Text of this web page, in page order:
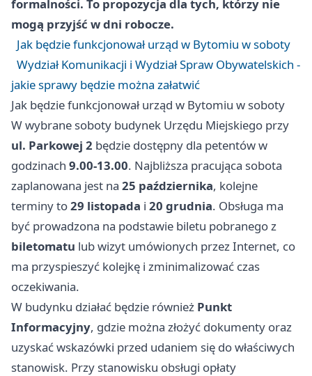
formalności. To propozycja dla tych, którzy nie
mogą przyjść w dni robocze.
Jak będzie funkcjonował urząd w Bytomiu w soboty
Wydział Komunikacji i Wydział Spraw Obywatelskich -
jakie sprawy będzie można załatwić
Jak będzie funkcjonował urząd w Bytomiu w soboty
W wybrane soboty budynek Urzędu Miejskiego przy
ul. Parkowej 2 będzie dostępny dla petentów w
godzinach 9.00-13.00. Najbliższa pracująca sobota
zaplanowana jest na 25 października, kolejne
terminy to29 listopada i 20 grudnia. Obsługa ma
być prowadzona na podstawie biletu pobranego z
biletomatu lub wizyt umówionych przez Internet, co
ma przyspieszyć kolejkę i zminimalizować czas
oczekiwania.
W budynku działać będzie również Punkt
Informacyjny, gdzie można złożyć dokumenty oraz
uzyskać wskazówki przed udaniem się do właściwych
stanowisk. Przy stanowisku obsługi opłaty